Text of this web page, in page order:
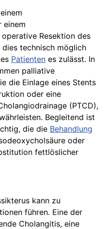
einem
Resektion des
technisch möglich
Patienten es zulässt. In
palliative
die Einlage eines Stents
oder eine
(PTCD),
Begleitend ist
die die Behandlung
oder
fettlöslicher
kann zu
führen. Eine der
Cholangitis, eine